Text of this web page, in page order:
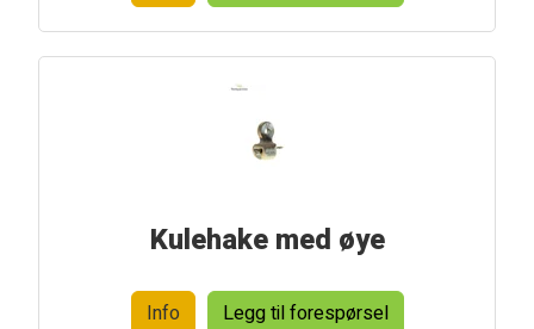
Kulehake med øye
Info Legg til forespørsel